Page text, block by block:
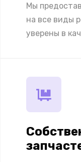
Мы
на все виды
уверены в